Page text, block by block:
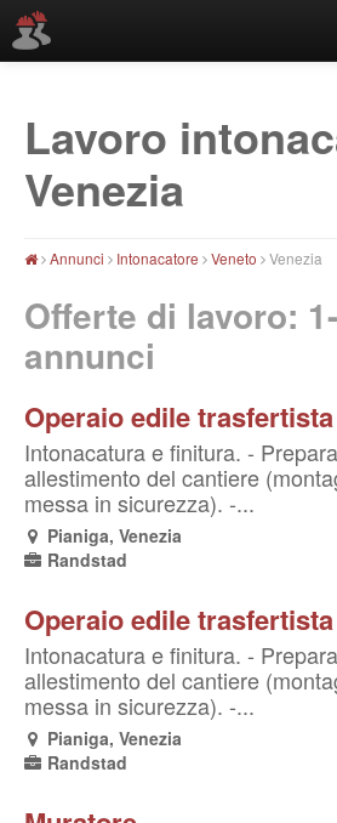
Località
Lavoro
Venezia
Annunci Intonacatore Veneto Venezia
Offerte di lavoro:
annunci
Operaio edile trasfertista
Intonacatura e finitura. -
allestimento del cantiere
messa in sicurezza). -...
Pianiga, Venezia
Randstad
Operaio edile trasfertista
Intonacatura e finitura. -
allestimento del cantiere
messa in sicurezza). -...
Pianiga, Venezia
Randstad